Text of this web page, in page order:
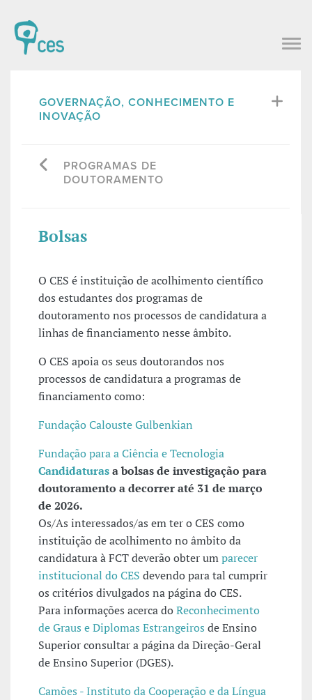
GOVERNAÇÃO, CONHECIMENTO E
INOVAÇÃO
PROGRAMAS DE
DOUTORAMENTO
Bolsas
O CES é instituição de acolhimento científico
dos estudantes dos programas de
doutoramento nos processos de candidatura a
linhas de financiamento nesse âmbito.
O CES apoia os seus doutorandos nos
processos de candidatura a programas de
financiamento como:
Fundação Calouste Gulbenkian
Fundação para a Ciência e Tecnologia
Candidaturasa bolsas de investigação para
doutoramento a decorrer até 31 de março
de 2026.
Os/As interessados/as em ter o CES como
instituição de acolhimento no âmbito da
candidatura à FCT deverão obter umparecer
institucional do CES devendo para tal cumprir
os critérios divulgados na página do CES.
Para informações acerca doReconhecimento
de Graus e Diplomas Estrangeiros de Ensino
Superior consultar a página da Direção-Geral
de Ensino Superior (DGES).
Camões - Instituto da Cooperação e da Língua